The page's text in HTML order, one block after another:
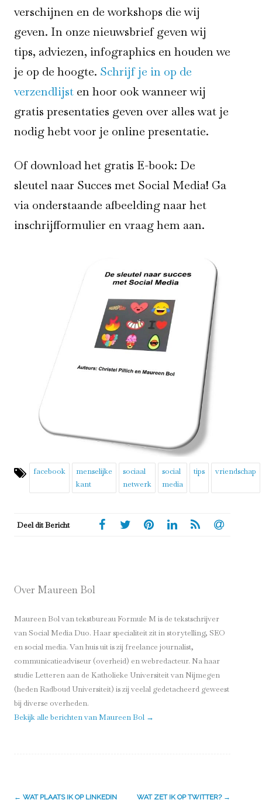
verschijnen en de workshops die wij
geven. In onze nieuwsbrief geven wij
tips, adviezen, infographics en houden we
je op de hoogte. Schrijf je in op de
verzendlijst en hoor ook wanneer wij
gratis presentaties geven over alles wat je
nodig hebt voor je online presentatie.
Of download het gratis E-book: De
sleutel naar Succes met Social Media! Ga
via onderstaande afbeelding naar het
inschrijfformulier en vraag hem aan.
facebook
menselijke
kant
sociaal
netwerk
social
media
tips vriendschap
Deel dit Bericht
Over Maureen Bol
Maureen Bol van tekstbureau Formule M is de tekstschrijver
van Social Media Duo. Haar specialiteit zit in storytelling, SEO
en social media. Van huis uit is zij freelance journalist,
communicatieadviseur (overheid) en webredacteur. Na haar
studie Letteren aan de Katholieke Universiteit van Nijmegen
(heden Radboud Universiteit) is zij veelal gedetacheerd geweest
bij diverse overheden.
Bekijk alle berichten van Maureen Bol →
Berichtnavigatie
← WAT PLAATS IK OP LINKEDIN WAT ZET IK OP TWITTER? →